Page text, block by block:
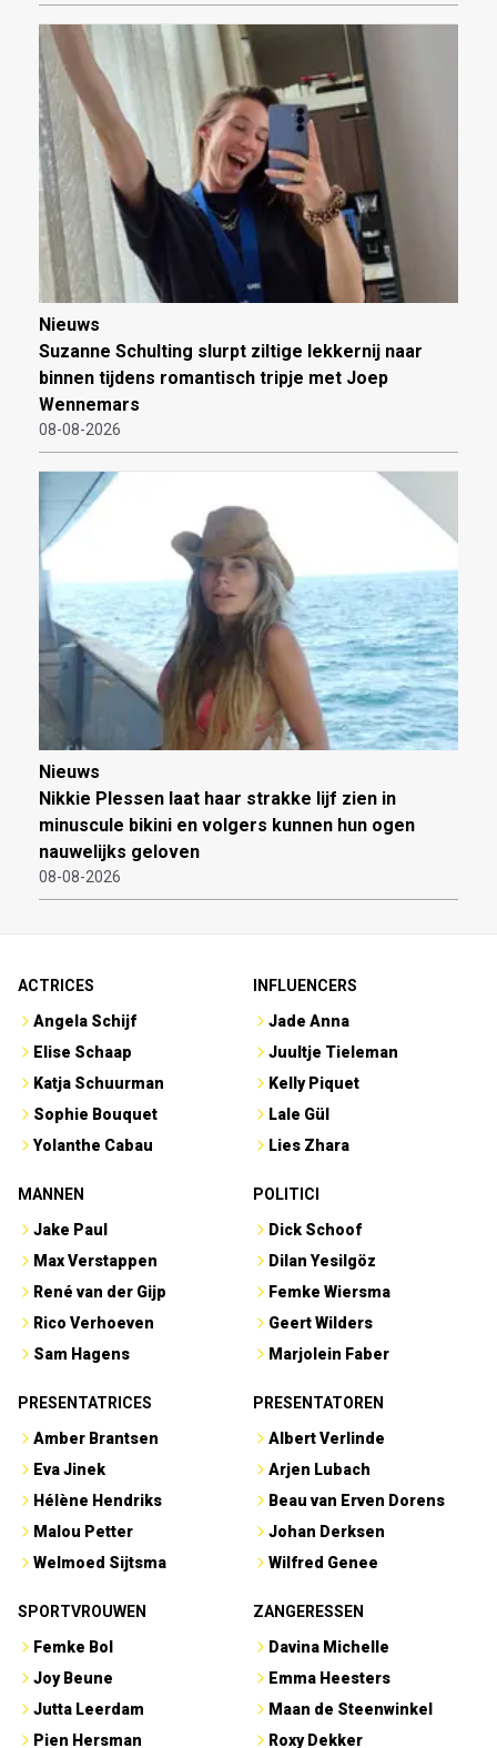
Nieuws
Suzanne Schulting slurpt ziltige lekkernij naar
binnen tijdens romantisch tripje met Joep
Wennemars
08-08-2026
Nieuws
Nikkie Plessen laat haar strakke lijf zien in
minuscule bikini en volgers kunnen hun ogen
nauwelijks geloven
08-08-2026
ACTRICES
Angela Schijf
Elise Schaap
Katja Schuurman
Sophie Bouquet
Yolanthe Cabau
INFLUENCERS
Jade Anna
Juultje Tieleman
Kelly Piquet
Lale Gül
Lies Zhara
MANNEN
Jake Paul
Max Verstappen
René van der Gijp
Rico Verhoeven
Sam Hagens
POLITICI
Dick Schoof
Dilan Yesilgöz
Femke Wiersma
Geert Wilders
Marjolein Faber
PRESENTATRICES
Amber Brantsen
Eva Jinek
Hélène Hendriks
Malou Petter
Welmoed Sijtsma
PRESENTATOREN
Albert Verlinde
Arjen Lubach
Beau van Erven Dorens
Johan Derksen
Wilfred Genee
SPORTVROUWEN
Femke Bol
Joy Beune
Jutta Leerdam
Pien Hersman
ZANGERESSEN
Davina Michelle
Emma Heesters
Maan de Steenwinkel
Roxy Dekker